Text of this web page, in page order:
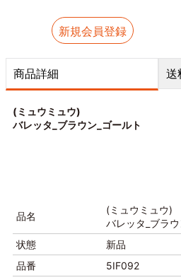
新規会員登録
商品詳細 送
(ミュウミュウ)
バレッタ_ブラウン_ゴールト
品名
(ミュウミュウ)
バレッタ_ブラ
状態
新品
品番
5IF092